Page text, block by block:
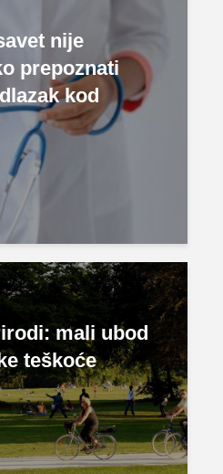
nije
prepoznati
kod
mali ubod
teškoće